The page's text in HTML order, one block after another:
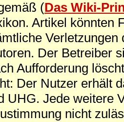
(Das Wiki-
Artikel könnten
Der Betreiber
Aufforderung
Der Nutzer erhält
UHG. Jede weitere
nicht